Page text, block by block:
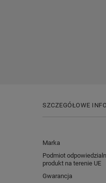
SZCZEGÓŁOWE
Marka
Podmiot
produkt na terenie UE
Gwarancja